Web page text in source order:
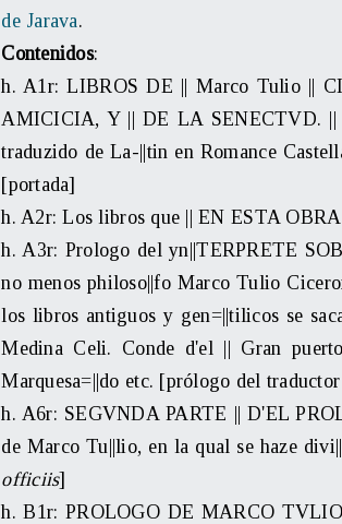
de Jarava.
Contenidos:
h. A1r: LIBROS DE || Marco Tulio ||
AMICICIA, Y || DE LA SENECTVD. ||
traduzido de La-||tin en Romance
[portada]
h. A2r: Los libros que || EN ESTA
h. A3r: Prologo del yn||TERPRETE
no menos philoso||fo Marco Tulio
los libros antiguos y gen=||tilicos se
Medina Celi. Conde d'el || Gran
Marquesa=||do etc. [prólogo del
h. A6r: SEGVNDA PARTE || D'EL
de Marco Tu||lio, en la qual se haze
officiis]
h. B1r: PROLOGO DE MARCO